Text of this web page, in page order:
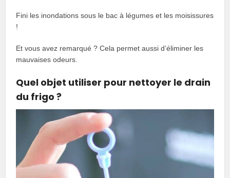
Fini les inondations sous le bac à légumes et les moisissures
!
Et vous avez remarqué ? Cela permet aussi d’éliminer les
mauvaises odeurs.
Quel objet utiliser pour nettoyer le drain
du frigo ?